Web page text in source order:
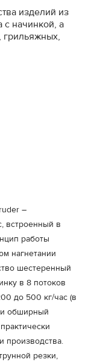
изделий из
с начинкой, а
грильяжных,
–
встроенный в
работы
нагнетании
шестеренный
в 8 потоков
до 500 кг/час (в
обширный
производства.
резки,